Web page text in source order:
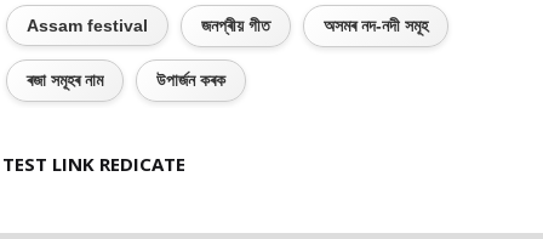
Assam festival জনপ্ৰীয় গীত অসমৰ নদ-নদী সমূহ
ৰজা সমূহৰ নাম উপাৰ্জন কৰক
TEST LINK REDICATE